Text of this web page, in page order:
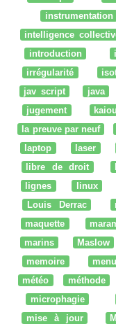
instrumentation
intelligence
introduction
irrégularité
jav script
java
jugement
kaiou
la preuve par neuf
laptop
laser
libre de droit
lignes
linux
Louis Derrac
maquette
marins
Maslow
memoire
météo
méthode
microphagie
mise à jour